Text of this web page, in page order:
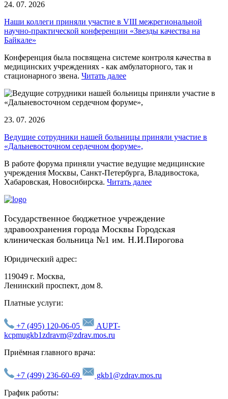
24. 07. 2026
Наши коллеги приняли участие в VIII межрегиональной
научно-практической конференции «Звезды качества на
Байкале»
Конференция была посвящена системе контроля качества в
медицинских учреждениях - как амбулаторного, так и
стационарного звена. Читать далее
23. 07. 2026
Ведущие сотрудники нашей больницы приняли участие в
«Дальневосточном сердечном форуме»,
В работе форума приняли участие ведущие медицинские
учреждения Москвы, Санкт-Петербурга, Владивостока,
Хабаровская, Новосибирска. Читать далее
Государственное бюджетное учреждение
здравоохранения города Москвы Городская
клиническая больница №1 им. Н.И.Пирогова
Юридический адрес:
119049 г. Москва,
Ленинский проспект, дом 8.
Платные услуги:
+7 (495) 120-06-05
AUPT-
kcpmugkb1zdravm@zdrav.mos.ru
Приёмная главного врача:
+7 (499) 236-60-69
gkb1@zdrav.mos.ru
График работы: